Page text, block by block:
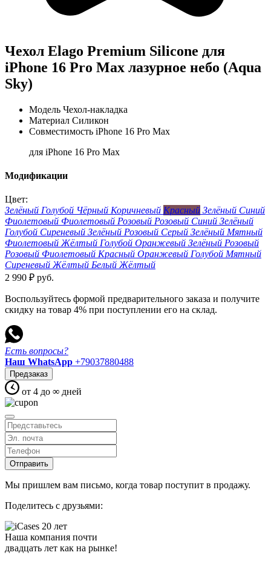
Чехол Elago Premium Silicone для
iPhone 16 Pro Max лазурное небо (Aqua
Sky)
Модель Чехол-накладка
Материал Силикон
Совместимость iPhone 16 Pro Max
для iPhone 16 Pro Max
Модификации
Цвет:
Зелёный Голубой Чёрный Коричневый Красный Зелёный Синий
Фиолетовый Фиолетовый Розовый Розовый Синий Зелёный
Голубой Сиреневый Зелёный Розовый Серый Зелёный Мятный
Фиолетовый Жёлтый Голубой Оранжевый Зелёный Розовый
Розовый Фиолетовый Красный Оранжевый Голубой Мятный
Сиреневый Жёлтый Белый Жёлтый
2 990 ₽ руб.
Воспользуйтесь формой предварительного заказа и получите
скидку на товар 4% при поступлении его на склад.
Есть вопросы?
Наш WhatsApp +79037880488
Предзаказ
от 4 до ∞ дней
Отправить
Мы пришлем вам письмо, когда товар поступит в продажу.
Поделитесь с друзьями:
Наша компания почти
двадцать лет как на рынке!